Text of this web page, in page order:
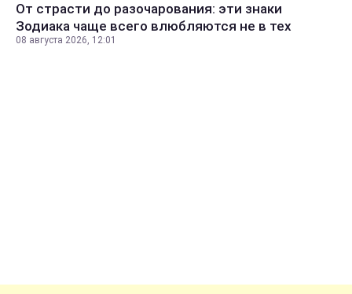
От страсти до разочарования: эти знаки
Зодиака чаще всего влюбляются не в тех
08 августа 2026, 12:01